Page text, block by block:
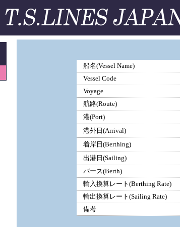
船名(Vessel Name)
Vessel Code
Voyage
航路(Route)
港(Port)
港外日(Arrival)
着岸日(Berthing)
出港日(Sailing)
バース(Berth)
輸入換算レート(Berthing Rate)
輸出換算レート(Sailing Rate)
備考